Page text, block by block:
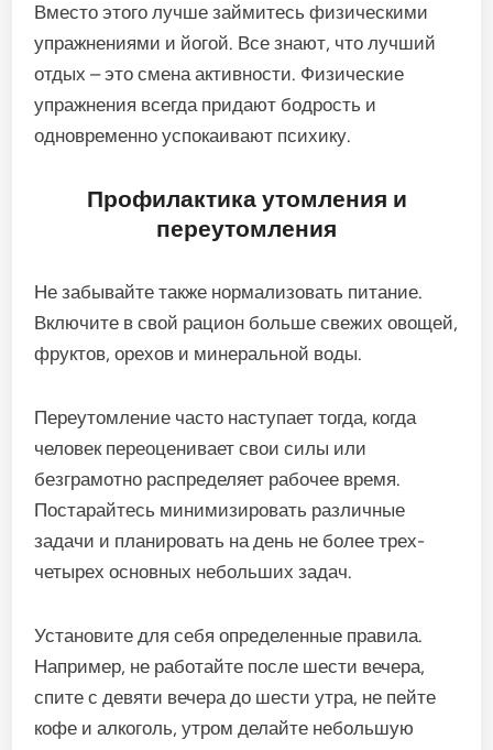
Вместо этого лучше займитесь физическими
упражнениями и йогой. Все знают, что лучший
отдых – это смена активности. Физические
упражнения всегда придают бодрость и
одновременно успокаивают психику.
Профилактика утомления и
переутомления
Не забывайте также нормализовать питание.
Включите в свой рацион больше свежих овощей,
фруктов, орехов и минеральной воды.
Переутомление часто наступает тогда, когда
человек переоценивает свои силы или
безграмотно распределяет рабочее время.
Постарайтесь минимизировать различные
задачи и планировать на день не более трех-
четырех основных небольших задач.
Установите для себя определенные правила.
Например, не работайте после шести вечера,
спите с девяти вечера до шести утра, не пейте
кофе и алкоголь, утром делайте небольшую